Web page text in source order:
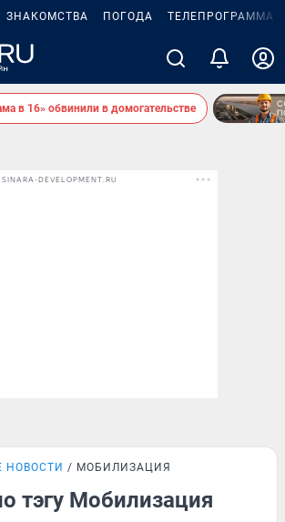
ЗНАКОМСТВА ПОГОДА ТЕЛЕПРОГРАММА
в 16» обвинили в домогательстве
DEVELOPMENT.RU
НОВОСТИ МОБИЛИЗАЦИЯ
тэгу Мобилизация